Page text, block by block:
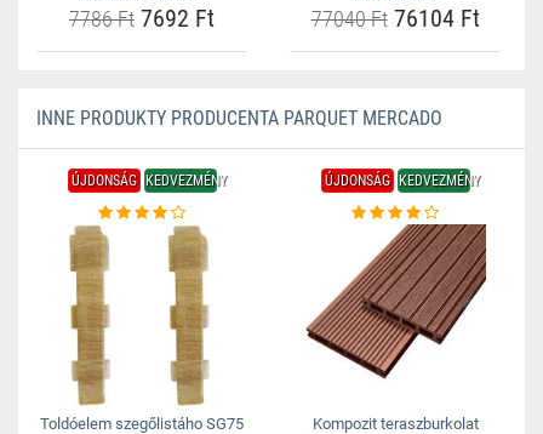
7786 Ft 7692 Ft 77040 Ft76104 Ft
INNE PRODUKTY PRODUCENTA PARQUET MERCADO
ÚJDONSÁG KEDVEZMÉNY
Toldóelem szegőlistáho SG75
ÚJDONSÁG KEDVEZMÉNY
Kompozit teraszburkolat